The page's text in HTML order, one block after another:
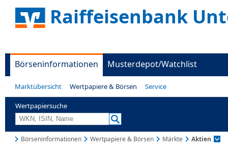
Raiffeisenbank
Börseninformationen Musterdepot/Watchlist
Marktübersicht Wertpapiere & Börsen Service
Wertpapiersuche
Börseninformationen Wertpapiere & Börsen Märkte Aktien